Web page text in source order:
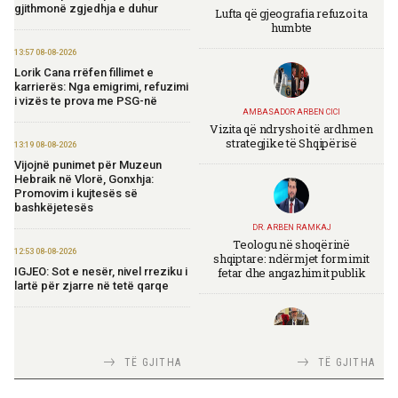
gjithmonë zgjedhja e duhur
13:57 08-08-2026
Lorik Cana rrëfen fillimet e
karrierës: Nga emigrimi, refuzimi
i vizës te prova me PSG-në
13:19 08-08-2026
Vijojnë punimet për Muzeun
Hebraik në Vlorë, Gonxhja:
Promovim i kujtesës së
bashkëjetesës
12:53 08-08-2026
IGJEO: Sot e nesër, nivel rreziku i
lartë për zjarre në tetë qarqe
seminari i leximit mbi librin e Xi
Jinpingut për qeverisjen e Kinës
TË GJITHA
Lufta që gjeografia refuzoi ta
humbte
AMBASADOR ARBEN CICI
Vizita që ndryshoi të ardhmen
strategjike të Shqipërisë
DR. ARBEN RAMKAJ
Teologu në shoqërinë
shqiptare: ndërmjet formimit
fetar dhe angazhimit publik
TIRANA DIPLOMATTË GJITHA